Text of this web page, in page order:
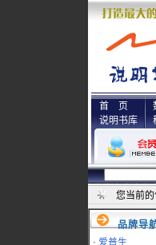
首 页
说明书库
您当前的
品牌导
· 爱普生